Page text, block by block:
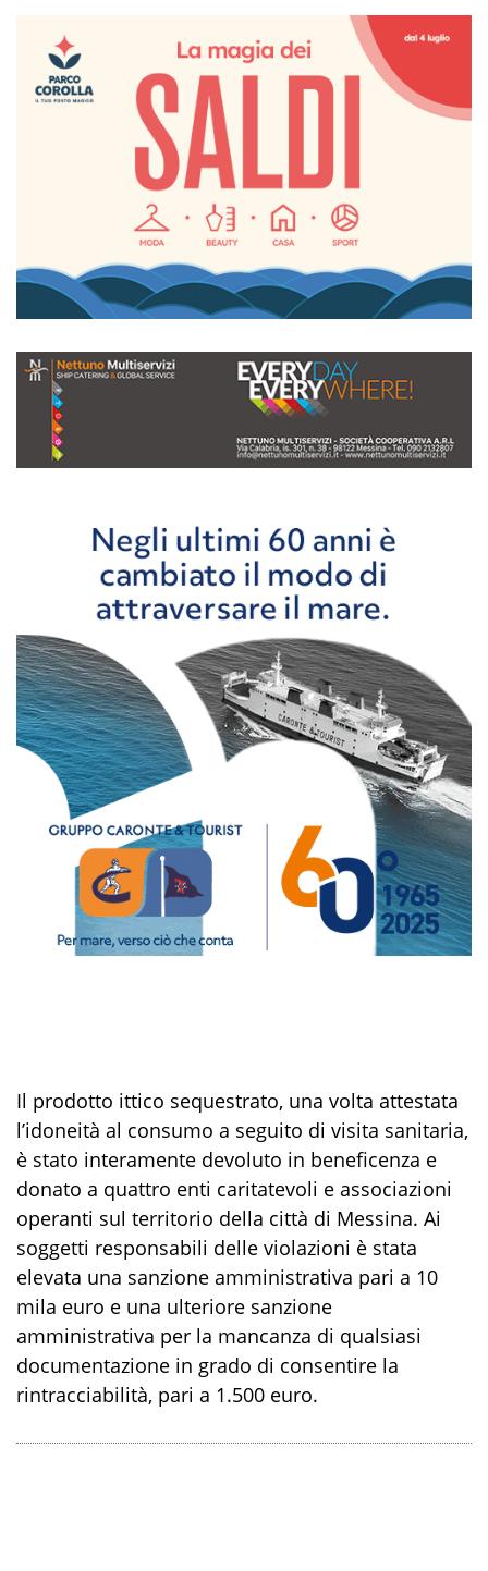
Il prodotto ittico sequestrato, una volta attestata
l’idoneità al consumo a seguito di visita sanitaria,
è stato interamente devoluto in beneficenza e
donato a quattro enti caritatevoli e associazioni
operanti sul territorio della città di Messina. Ai
soggetti responsabili delle violazioni è stata
elevata una sanzione amministrativa pari a 10
mila euro e una ulteriore sanzione
amministrativa per la mancanza di qualsiasi
documentazione in grado di consentire la
rintracciabilità, pari a 1.500 euro.